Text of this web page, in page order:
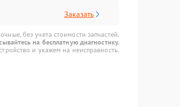
Заказать
без учета стоимости запчастей.
на бесплатную диагностику.
и укажем на неисправность.